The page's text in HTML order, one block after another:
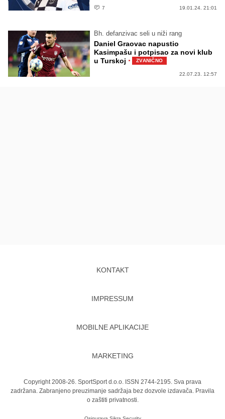
7 19.01.24. 21:01
Bh. defanzivac seli u niži rang
Daniel Graovac napustio
Kasimpašu i potpisao za novi klub
u Turskoj · ZVANIČNO
22.07.23. 12:57
KONTAKT
IMPRESSUM
MOBILNE APLIKACIJE
MARKETING
Copyright 2008-26. SportSport d.o.o. ISSN 2744-2195. Sva prava
zadržana. Zabranjeno preuzimanje sadržaja bez dozvole izdavača. Pravila
o zaštiti privatnosti.